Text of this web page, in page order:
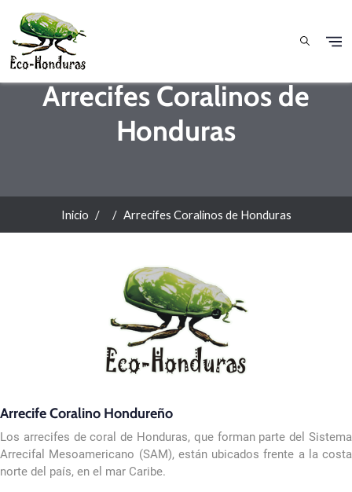
Arrecifes Coralinos de
Honduras
Inicio Arrecifes Coralinos de Honduras
Arrecife Coralino Hondureño
Los arrecifes de coral de Honduras, que forman parte del Sistema
Arrecifal Mesoamericano (SAM), están ubicados frente a la costa
norte del país, en el mar Caribe.